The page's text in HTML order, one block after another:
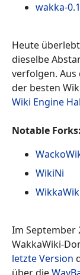
wakka-
Heute
dieselbe
verfolgen. Aus
der besten
Wiki Engine
Notable Forks:
WikiNi
Im September
WakkaWiki-
letzte Version